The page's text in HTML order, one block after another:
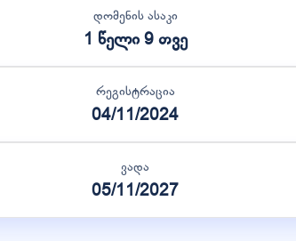
დომენის ასაკი
1 წელი 9 თვე
რეგისტრაცია
04/11/2024
ვადა
05/11/2027